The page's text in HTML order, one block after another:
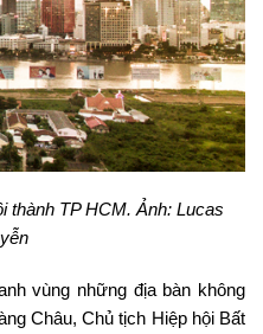
thành TP HCM. Ảnh: Lucas
vùng những địa bàn không
Châu, Chủ tịch Hiệp hội Bất